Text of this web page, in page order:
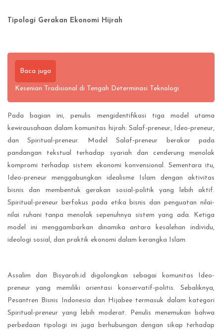
Tipologi Gerakan Ekonomi Hijrah
Baca juga
Kesenian Tradisional di Tengah Determinasi Teknologi
Pada bagian ini, penulis mengidentifikasi tiga model utama
kewirausahaan dalam komunitas hijrah: Salaf-preneur, Ideo-preneur,
dan Spiritual-preneur. Model Salaf-preneur berakar pada
pandangan tekstual terhadap syariah dan cenderung menolak
kompromi terhadap sistem ekonomi konvensional. Sementara itu,
Ideo-preneur menggabungkan idealisme Islam dengan aktivitas
bisnis dan membentuk gerakan sosial-politik yang lebih aktif.
Spiritual-preneur berfokus pada etika bisnis dan penguatan nilai-
nilai ruhani tanpa menolak sepenuhnya sistem yang ada. Ketiga
model ini menggambarkan dinamika antara kesalehan individu,
ideologi sosial, dan praktik ekonomi dalam kerangka Islam.
Assalim dan Bisyarah.id digolongkan sebagai komunitas Ideo-
preneur yang memiliki orientasi konservatif-politis. Sebaliknya,
Pesantren Bisnis Indonesia dan Hijabee termasuk dalam kategori
Spiritual-preneur yang lebih moderat. Penulis menemukan bahwa
perbedaan tipologi ini juga berhubungan dengan sikap terhadap